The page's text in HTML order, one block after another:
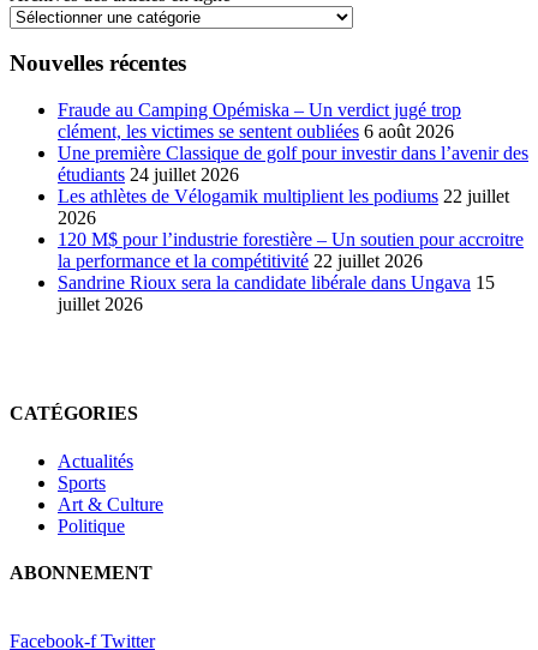
Nouvelles récentes
Fraude au Camping Opémiska – Un verdict jugé trop
clément, les victimes se sentent oubliées 6 août 2026
Une première Classique de golf pour investir dans l’avenir des
étudiants 24 juillet 2026
Les athlètes de Vélogamik multiplient les podiums 22 juillet
2026
120 M$ pour l’industrie forestière – Un soutien pour accroitre
la performance et la compétitivité 22 juillet 2026
Sandrine Rioux sera la candidate libérale dans Ungava 15
juillet 2026
CATÉGORIES
Actualités
Sports
Art & Culture
Politique
ABONNEMENT
Facebook-f Twitter